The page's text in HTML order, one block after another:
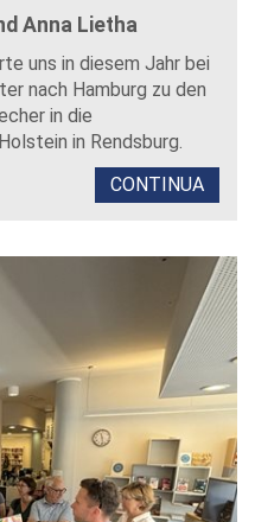
Anna Lietha
uns in diesem Jahr bei
nach Hamburg zu den
in die
in Rendsburg.
CONTINUA